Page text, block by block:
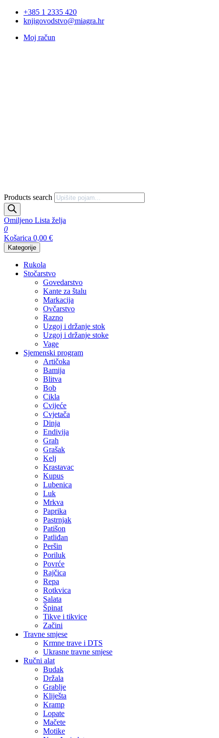
+385 1 2335 420
knjigovodstvo@miagra.hr
Moj račun
Products search
Omiljeno Lista želja
0
Košarica 0,00 €
Kategorije
Rukola
Stočarstvo
Govedarstvo
Kante za štalu
Markacija
Ovčarstvo
Razno
Uzgoj i držanje stok
Uzgoj i držanje stoke
Vage
Sjemenski program
Artičoka
Bamija
Blitva
Bob
Cikla
Cvijeće
Cvjetača
Dinja
Endivija
Grah
Grašak
Kelj
Krastavac
Kupus
Lubenica
Luk
Mrkva
Paprika
Pastrnjak
Patišon
Patliđan
Peršin
Poriluk
Povrće
Rajčica
Repa
Rotkvica
Salata
Špinat
Tikve i tikvice
Začini
Travne smjese
Krmne trave i DTS
Ukrasne travne smjese
Ručni alat
Budak
Držala
Grablje
Kliješta
Kramp
Lopate
Mačete
Motike